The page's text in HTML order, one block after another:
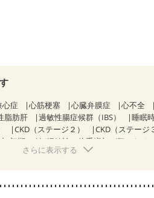
心症 心筋梗塞 心臓弁膜症 心不全
脂肪肝 過敏性腸症候群（IBS）
睡眠
CKD（ステージ２）
CKD（ステージ
(初期)
妊婦健診・体重増加が気になる
・血糖値が気になる（初期）
さらに表示する